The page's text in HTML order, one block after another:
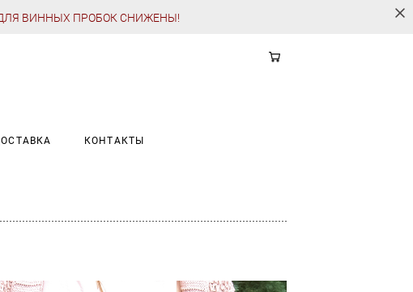
ВИННЫХ ПРОБОК СНИЖЕНЫ!
КОНТАКТЫ